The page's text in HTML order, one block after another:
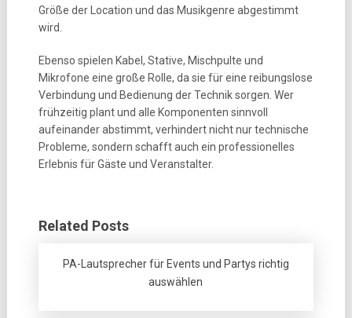
Größe der Location und das Musikgenre abgestimmt
wird.
Ebenso spielen Kabel, Stative, Mischpulte und
Mikrofone eine große Rolle, da sie für eine reibungslose
Verbindung und Bedienung der Technik sorgen. Wer
frühzeitig plant und alle Komponenten sinnvoll
aufeinander abstimmt, verhindert nicht nur technische
Probleme, sondern schafft auch ein professionelles
Erlebnis für Gäste und Veranstalter.
Related Posts
PA-Lautsprecher für Events und Partys richtig
auswählen